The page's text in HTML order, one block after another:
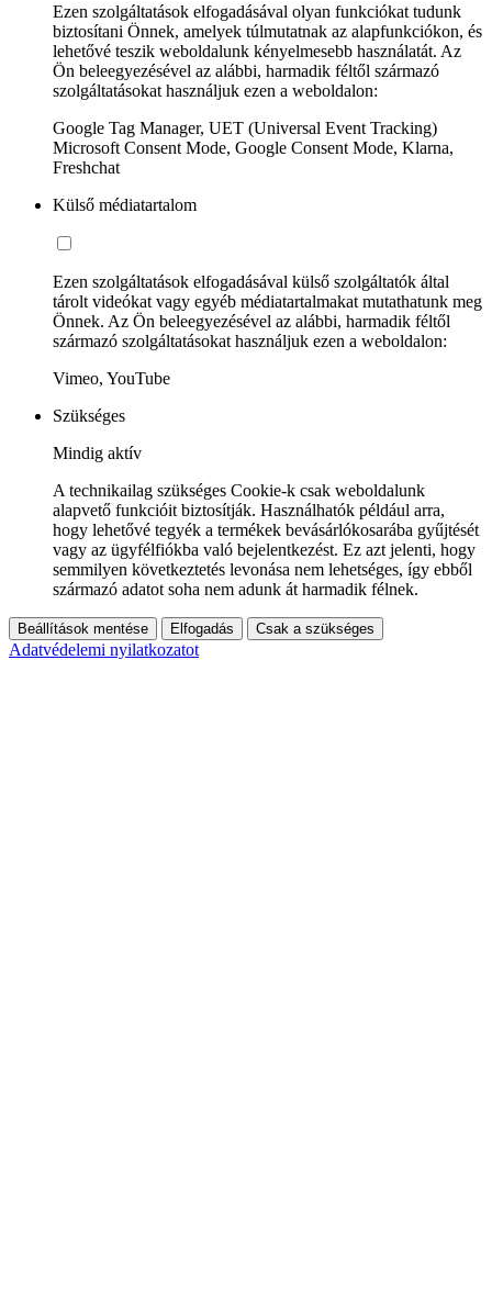
Ezen szolgáltatások elfogadásával olyan funkciókat tudunk
biztosítani Önnek, amelyek túlmutatnak az alapfunkciókon, és
lehetővé teszik weboldalunk kényelmesebb használatát. Az
Ön beleegyezésével az alábbi, harmadik féltől származó
szolgáltatásokat használjuk ezen a weboldalon:
Google Tag Manager, UET (Universal Event Tracking)
Microsoft Consent Mode, Google Consent Mode, Klarna,
Freshchat
Külső médiatartalom
Ezen szolgáltatások elfogadásával külső szolgáltatók által
tárolt videókat vagy egyéb médiatartalmakat mutathatunk meg
Önnek. Az Ön beleegyezésével az alábbi, harmadik féltől
származó szolgáltatásokat használjuk ezen a weboldalon:
Vimeo, YouTube
Szükséges
Mindig aktív
A technikailag szükséges Cookie-k csak weboldalunk
alapvető funkcióit biztosítják. Használhatók például arra,
hogy lehetővé tegyék a termékek bevásárlókosarába gyűjtését
vagy az ügyfélfiókba való bejelentkezést. Ez azt jelenti, hogy
semmilyen következtetés levonása nem lehetséges, így ebből
származó adatot soha nem adunk át harmadik félnek.
Beállítások mentése Elfogadás Csak a szükséges
Adatvédelemi nyilatkozatot